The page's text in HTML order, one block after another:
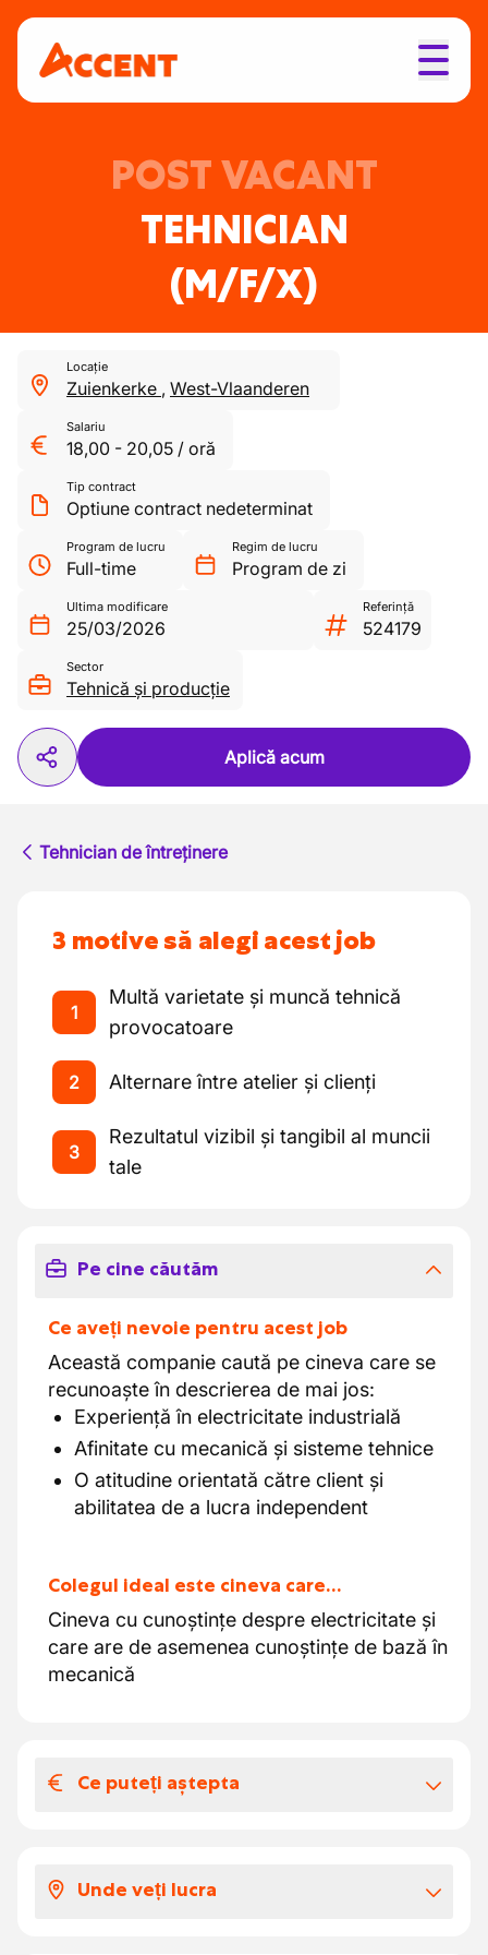
POST VACANT
TEHNICIAN
(M/F/X)
Locație
Zuienkerke , West-Vlaanderen
Salariu
18,00 - 20,05 / oră
Tip contract
Optiune contract nedeterminat
Program de lucru
Full-time
Regim de lucru
Program de zi
Ultima modificare
25/03/2026
Referință
524179
Sector
Tehnică și producție
Aplică acum
Tehnician de întreținere
3 motive să alegi acest job
1
Multă varietate și muncă tehnică
provocatoare
2 Alternare între atelier și clienți
3
Rezultatul vizibil și tangibil al muncii
tale
Pe cine căutăm
Ce aveți nevoie pentru acest job
Această companie caută pe cineva care se
recunoaște în descrierea de mai jos:
Experiență în electricitate industrială
Afinitate cu mecanică și sisteme tehnice
O atitudine orientată către client și
abilitatea de a lucra independent
Colegul ideal este cineva care…
Cineva cu cunoștințe despre electricitate și
care are de asemenea cunoștințe de bază în
mecanică
Ce puteți aștepta
Pachetul tău salarial pentru postul de
tehnician în întreținere și servicii arată astfel:
Unde veți lucra